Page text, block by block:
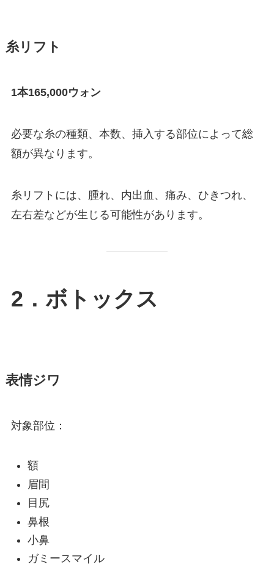
糸リフト
1本165,000ウォン
必要な糸の種類、本数、挿入する部位によって総
額が異なります。
糸リフトには、腫れ、内出血、痛み、ひきつれ、
左右差などが生じる可能性があります。
2．ボトックス
表情ジワ
対象部位：
額
眉間
目尻
鼻根
小鼻
ガミースマイル